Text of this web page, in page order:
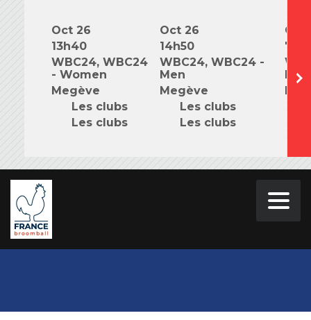
Oct 26
13h40
WBC24, WBC24
- Women
Megève
Les clubs
Les clubs
Oct 26
14h50
WBC24, WBC24 -
Men
Megève
Les clubs
Les clubs
Oct